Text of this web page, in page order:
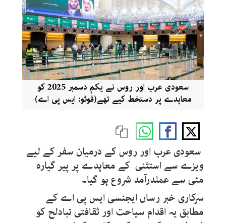
سعودی عرب اور روس نے یکم دسمبر 2025 کو
معاہدے پر دستخط کیے تھے(فوٹو: ایس پی اے)
سعودی عرب اور روس کے درمیان سفر کے لیے
ویزے سے استثنی کے معاہدے پر پیر گیارہ
مئی سے عملدرآمد شروع ہو گیا۔
سرکاری خبر رساں ایجنسی ایس پی اے کے
مطابق یہ اقدام سیاحت اور ثقافتی تبادلح کو